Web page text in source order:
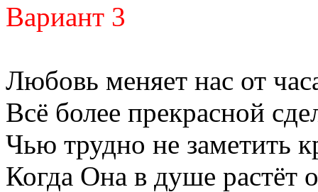
Вариант 3
Любовь меняет нас от
Всё более прекрасной
Чью трудно не заметить
Когда Она в душе растёт